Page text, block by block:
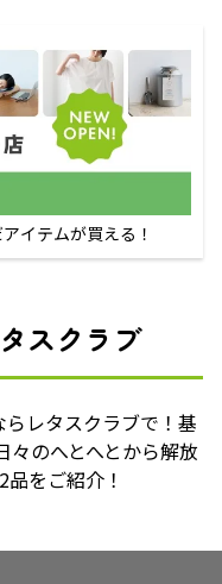
イテムが買える！
スクラブ
レタスクラブで！基
々のへとへとから解放
をご紹介！